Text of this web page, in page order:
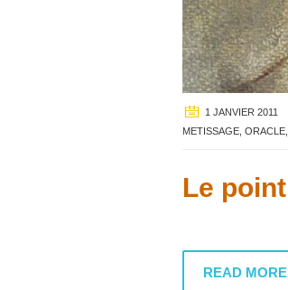
1 JANVIER 2011
METISSAGE ORACLE
Le point
READ MORE